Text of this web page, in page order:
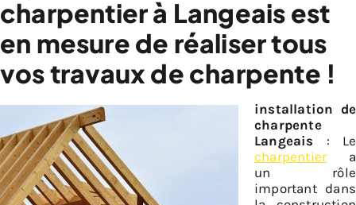
charpentier à Langeais est
en mesure de réaliser tous
vos travaux de charpente !
installation de
charpente
Langeais : Le
charpentiera
un rôle
important dans